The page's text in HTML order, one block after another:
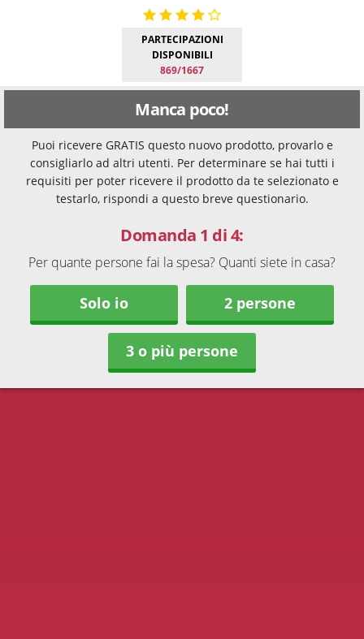
PARTECIPAZIONI
DISPONIBILI
869/1667
Manca poco!
Puoi ricevere GRATIS questo nuovo prodotto, provarlo e
consigliarlo ad altri utenti. Per determinare se hai tutti i
requisiti per poter ricevere il prodotto da te selezionato e
testarlo, rispondi a questo breve questionario.
Domanda 1 di 4:
Per quante persone fai la spesa? Quanti siete in casa?
Solo io 2 persone
3 o più persone